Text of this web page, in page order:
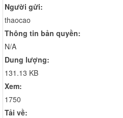
Người gửi:
thaocao
Thông tin bản quyền:
N/A
Dung lượng:
131.13 KB
Xem:
1750
Tải về: